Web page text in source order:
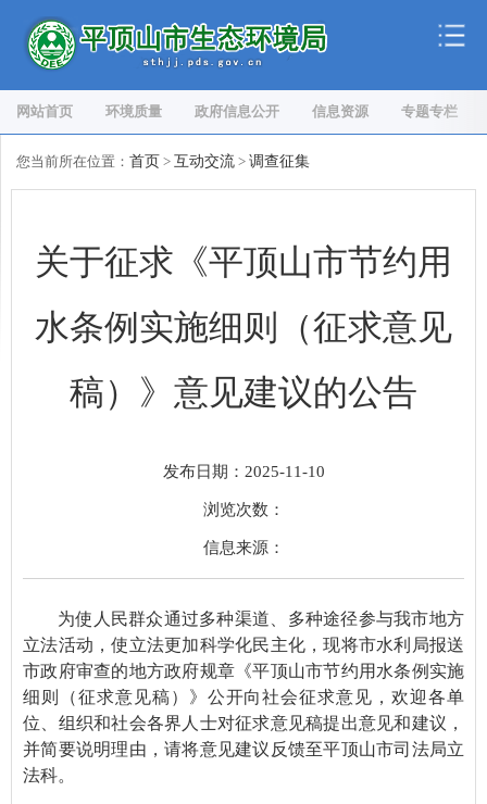
网站首页 环境质量 政府信息公开 信息资源 专题专栏
您当前所在位置： 首页 > 互动交流 > 调查征集
关于征求《平顶山市节约用
水条例实施细则（征求意见
稿）》意见建议的公告
发布日期：2025-11-10
浏览次数：
信息来源：
为使人民群众通过多种渠道、多种途径参与我市地方
立法活动，使立法更加科学化民主化，现将市水利局报送
市政府审查的地方政府规章 《平顶山市节约用水条例实施
细则（征求意见稿）》公开向社会征求意见，欢迎各单
位、组织和社会各界人士对征求意见稿提出意见和建议，
并简要说明理由，请将意见建议反馈至平顶山市司法局立
法科。